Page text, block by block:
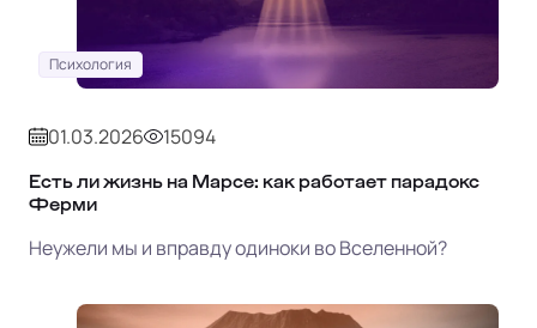
Психология
01.03.2026 15094
Есть ли жизнь на Марсе: как работает парадокс
Ферми
Неужели мы и вправду одиноки во Вселенной?